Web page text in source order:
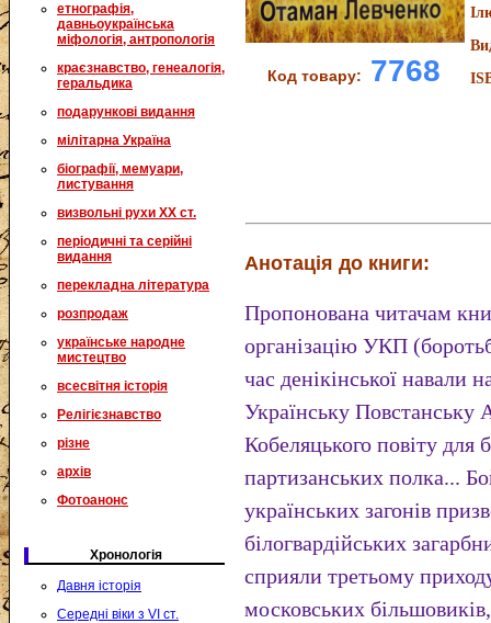
етнографія,
давньоукраїнська
міфологія, антропологія
краєзнавство, генеалогія,
геральдика
подарункові видання
мілітарна Україна
біографії, мемуари,
листування
визвольні рухи XX ст.
періодичні та серійні
видання
перекладна література
розпродаж
українське народне
мистецтво
всесвітня історія
Релігієзнавство
різне
архів
Фотоанонс
Хронологія
Давня історія
Середні віки з VI ст.
Код товару: 7768
Анотація до книги:
Пропонована читачам
організацію УКП
час денікінської навали
Українську Повстанську
Кобеляцького повіту для
партизанських полка...
українських загонів
білогвардійських
сприяли третьому
московських